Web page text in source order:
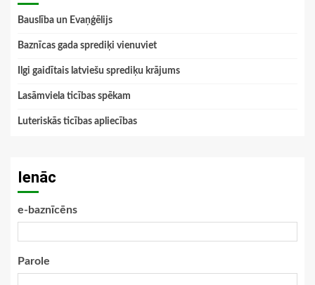
Bauslība un Evaņģēlijs
Baznīcas gada sprediķi vienuviet
Ilgi gaidītais latviešu sprediķu krājums
Lasāmviela ticības spēkam
Luteriskās ticības apliecības
Ienāc
e-baznīcēns
Parole